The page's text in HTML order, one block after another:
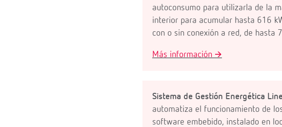
autoconsumo para utilizarla de la
interior para acumular hasta 616
con o sin conexión a red, de hasta
Más información 🡪
Sistema de Gestión Energética
automatiza el funcionamiento de
software embebido, instalado en